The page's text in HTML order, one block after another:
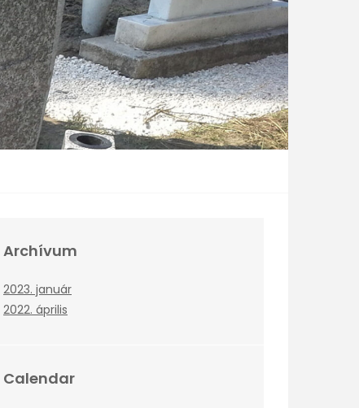
Archívum
2023. január
2022. április
Calendar